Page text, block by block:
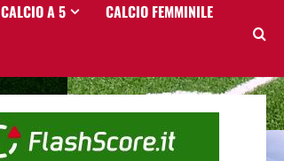
CALCIO A 5 CALCIO FEMMINILE